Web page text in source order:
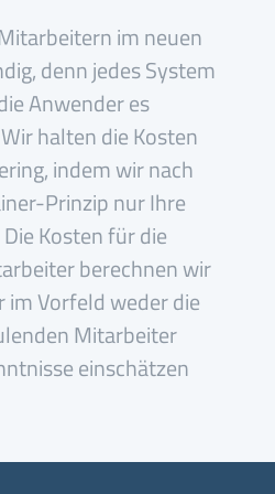
im neuen
denn jedes System
Anwender es
halten die Kosten
indem wir nach
Prinzip nur Ihre
Kosten für die
berechnen wir
Vorfeld weder die
Mitarbeiter
einschätzen